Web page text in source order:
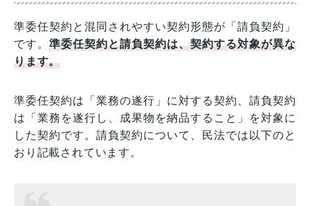
準委任契約と混同されやすい契約形態が「請負契約」
です。準委任契約と請負契約は、契約する対象が異な
ります。
準委任契約は「業務の遂行」に対する契約、請負契約
は「業務を遂行し、成果物を納品すること」を対象に
した契約です。請負契約について、民法では以下のと
おり記載されています。